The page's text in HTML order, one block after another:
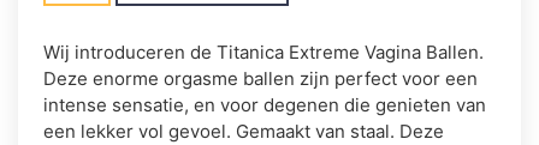
Wij introduceren de Titanica Extreme Vagina Ballen.
Deze enorme orgasme ballen zijn perfect voor een
intense sensatie, en voor degenen die genieten van
een lekker vol gevoel. Gemaakt van staal. Deze